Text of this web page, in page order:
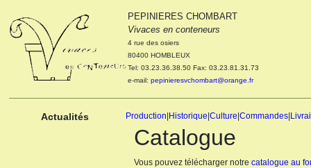
PEPINIERES CHOMBART
Vivaces en conteneurs
4 rue des osiers
80400 HOMBLEUX
Tel: 03.23.36.38.50 Fax: 03.23.81.31.73
e-mail: pepinieresvchombart@orange.fr
Actualités Production Historique Culture Commandes
Le 04 et 05 octobre 2022
Portes ouvertes de la
pépinière : Visite des
cultures, découverte des
nouveautés. Le rendez-vous
des passionnés Le mardi 04
Catalogue
Vous pouvez télécharger notre catalogue au